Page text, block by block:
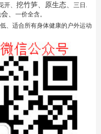
、 挖竹笋、原生态、 三日.
、 一价全含。
、适合所有身体健康的户外运动